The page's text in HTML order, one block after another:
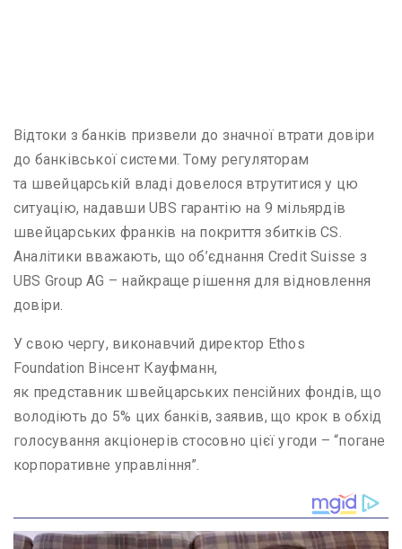
Відтоки з банків призвели до значної втрати довіри
до банківської системи. Тому регуляторам
та швейцарській владі довелося втрутитися у цю
ситуацію, надавши UBS гарантію на 9 мільярдів
швейцарських франків на покриття збитків CS.
Аналітики вважають, що об’єднання Credit Suisse з
UBS Group AG – найкраще рішення для відновлення
довіри.
У свою чергу, виконавчий директор Ethos
Foundation Вінсент Кауфманн,
як представник швейцарських пенсійних фондів, що
володіють до 5% цих банків, заявив, що крок в обхід
голосування акціонерів стосовно цієї угоди – “погане
корпоративне управління”.